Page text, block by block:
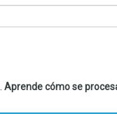
Aprende cómo se